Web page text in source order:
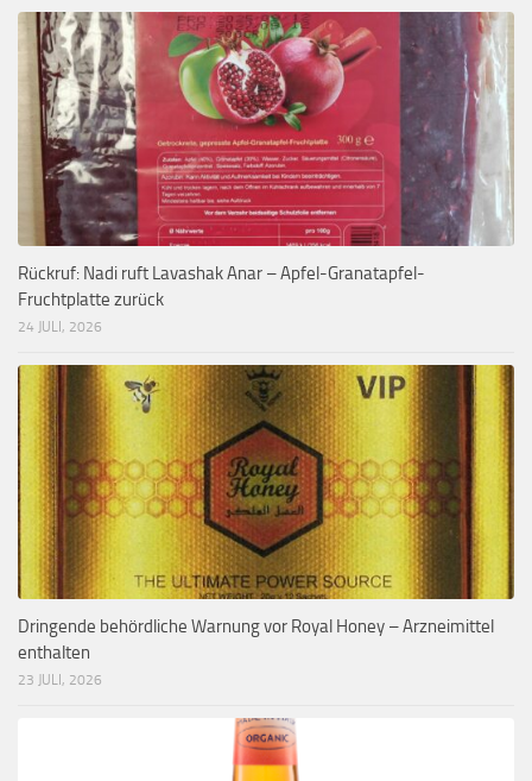
Rückruf: Nadi ruft Lavashak Anar – Apfel-Granatapfel-
Fruchtplatte zurück
24 JULI, 2026
Dringende behördliche Warnung vor Royal Honey – Arzneimittel
enthalten
23 JULI, 2026